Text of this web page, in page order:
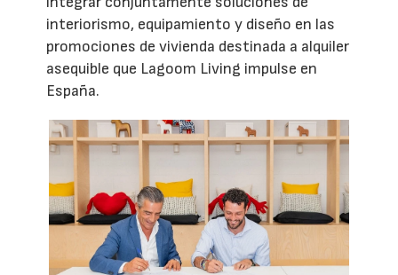
interiorismo, equipamiento y diseño en las
promociones de vivienda destinada a alquiler
asequible que Lagoom Living impulse en
España.